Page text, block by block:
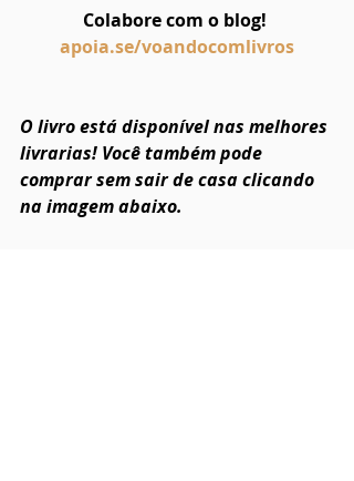
Colabore com o blog!
apoia.se/voandocomlivros
O livro está disponível nas melhores
livrarias! Você também pode
comprar sem sair de casa clicando
na imagem abaixo.